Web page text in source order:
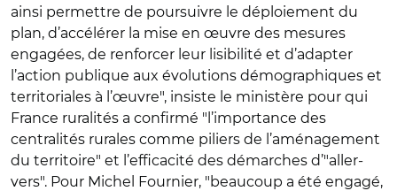
ainsi permettre de poursuivre le déploiement du
plan, d’accélérer la mise en œuvre des mesures
engagées, de renforcer leur lisibilité et d’adapter
l’action publique aux évolutions démographiques et
territoriales à l’œuvre", insiste le ministère pour qui
France ruralités a confirmé "l ’importance des
centralités rurales comme piliers de l’aménagement
du territoire" et l’efficacité des démarches d’"aller-
vers". Pour Michel Fournier, "beaucoup a été engagé,